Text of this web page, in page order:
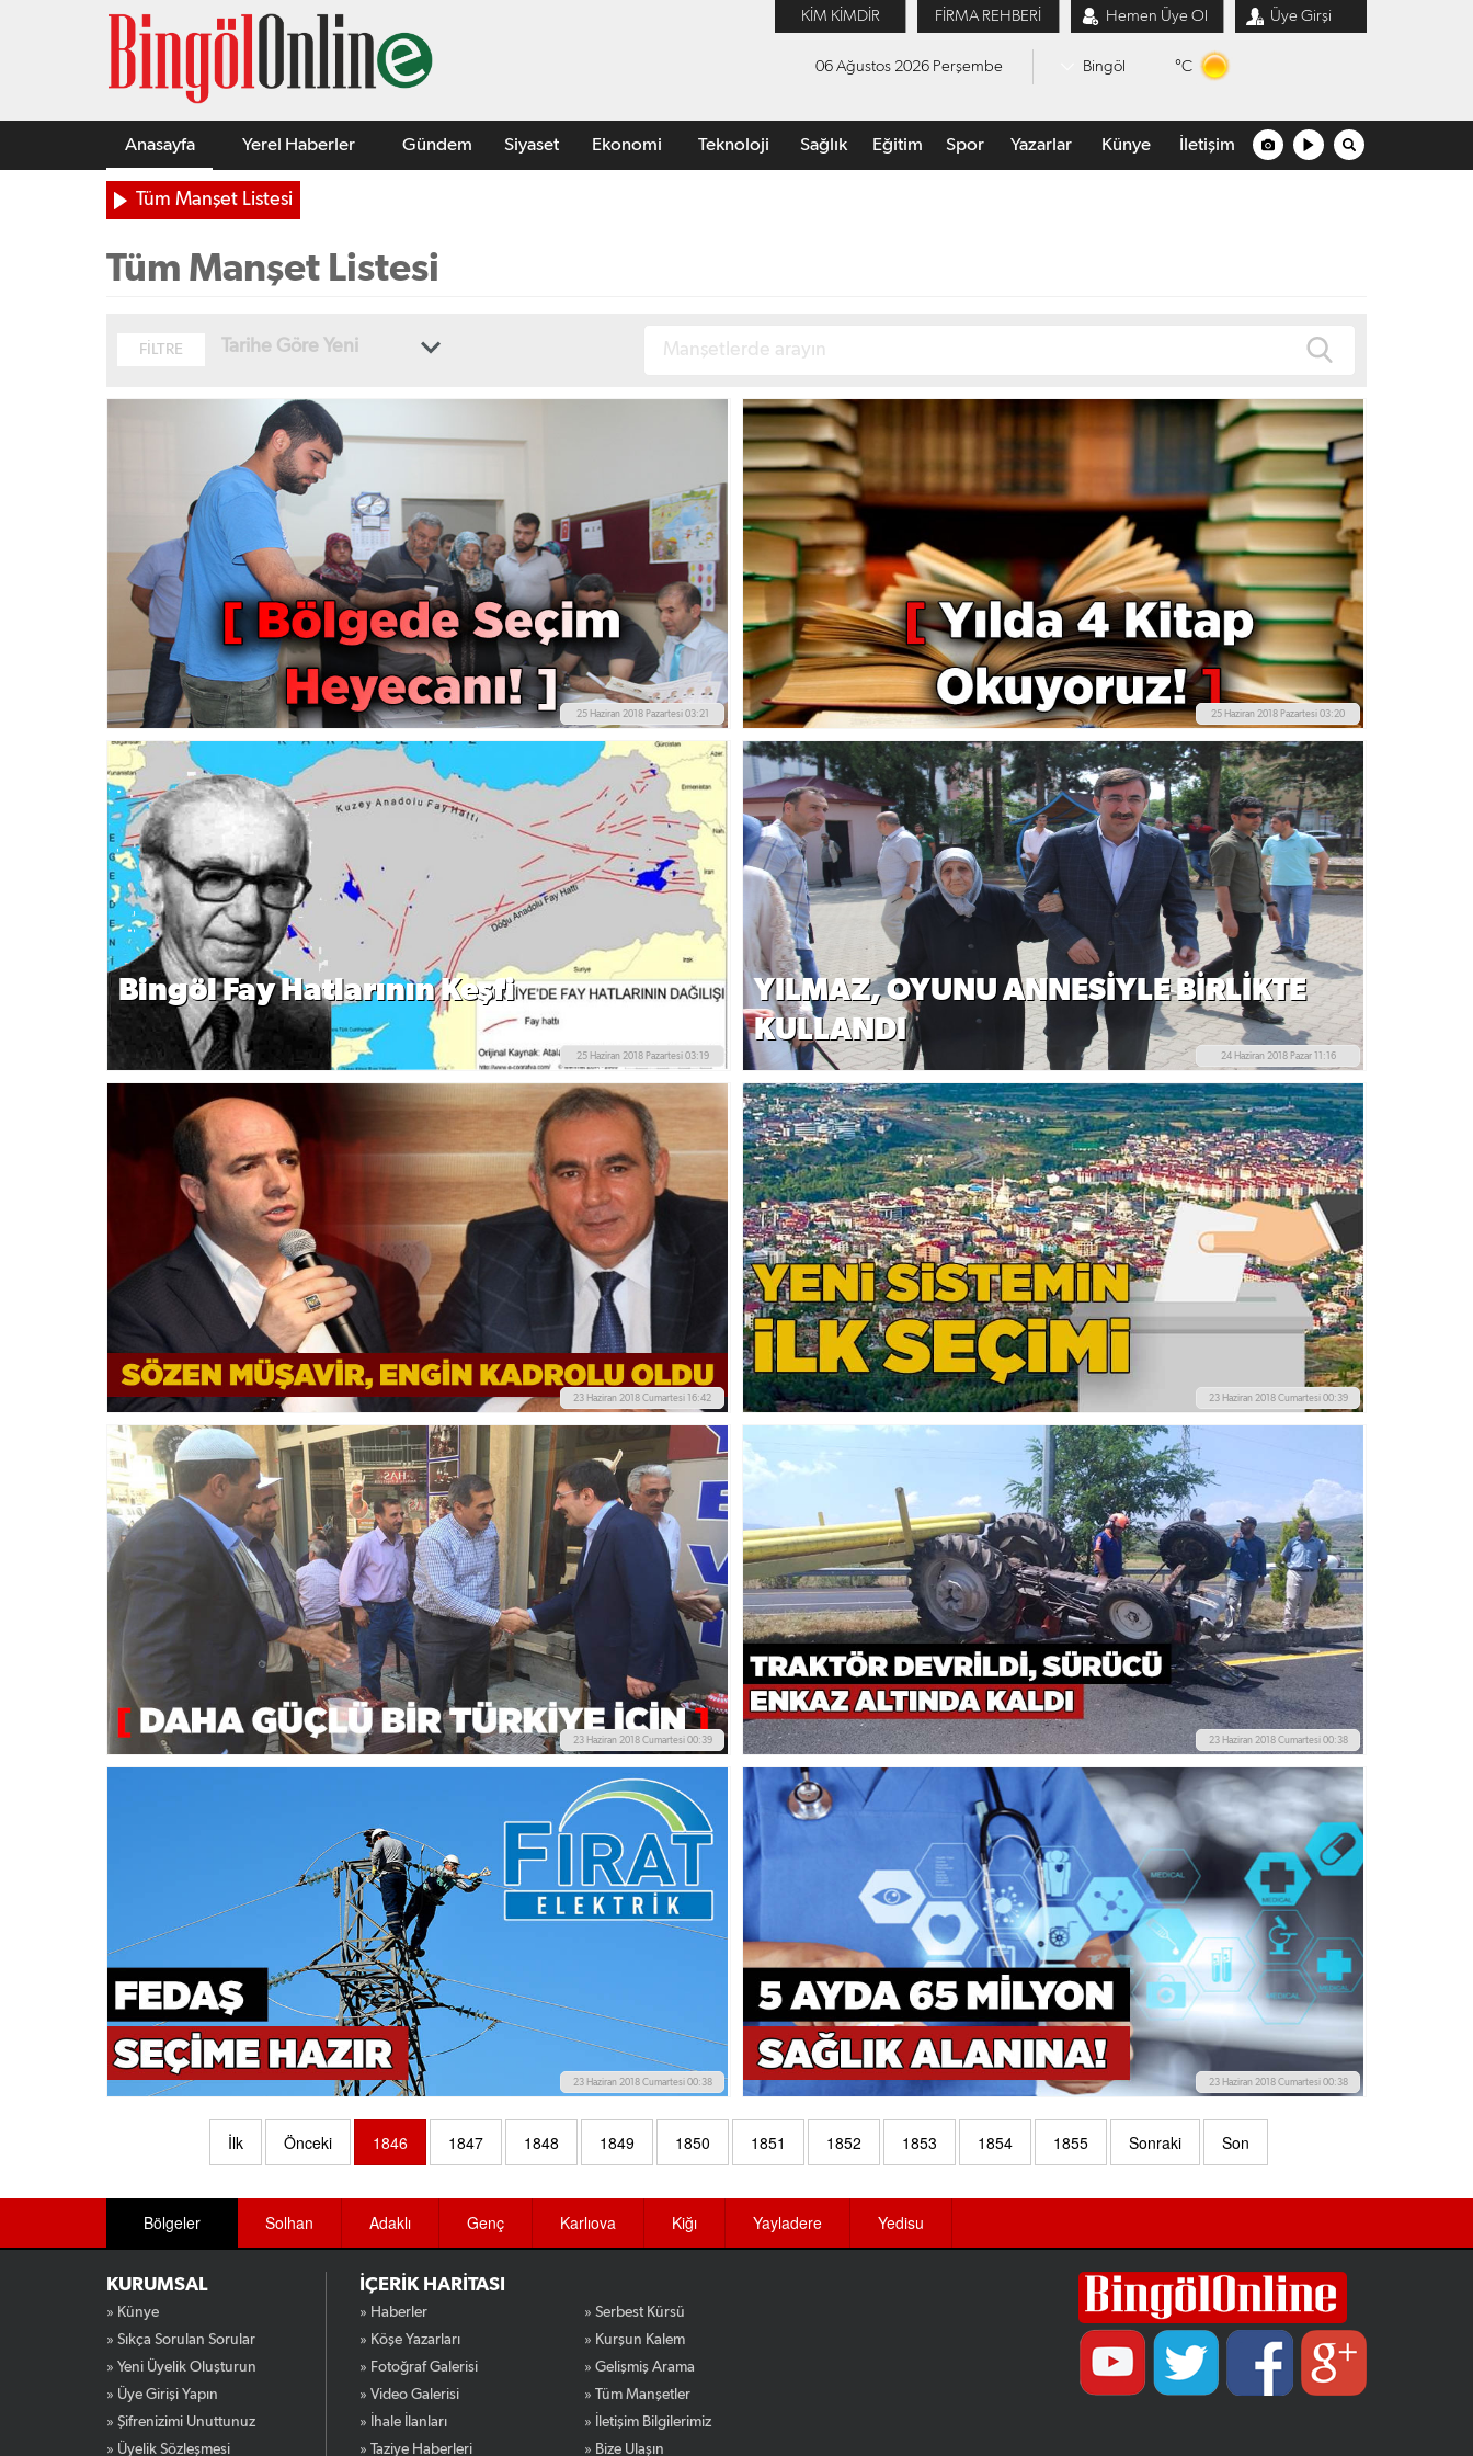
KİM KİMDİR FİRMA REHBERİ Hemen Üye Ol Üye Girşi
06 Ağustos 2026 Perşembe Bingöl °C
Anasayfa Yerel Haberler Gündem Siyaset Ekonomi Teknoloji Sağlık Eğitim Spor Yazarlar Künye İletişim
Tüm Manşet Listesi
Tüm Manşet Listesi
FİLTRE Tarihe Göre Yeni
25 Haziran 2018 Pazartesi 03:21 25 Haziran 2018 Pazartesi 03:20
25 Haziran 2018 Pazartesi 03:19
Bingöl Fay Hatlarının Keşfi
24 Haziran 2018 Pazar 11:16
YILMAZ, OYUNU ANNESİYLE BİRLİKTE
KULLANDI
23 Haziran 2018 Cumartesi 16:42 23 Haziran 2018 Cumartesi 00:39
23 Haziran 2018 Cumartesi 00:39 23 Haziran 2018 Cumartesi 00:38
23 Haziran 2018 Cumartesi 00:38 23 Haziran 2018 Cumartesi 00:38
İlk Önceki 1846 1847 1848 1849 1850 1851 1852 1853 1854 1855 Sonraki Son
Bölgeler Solhan Adaklı Genç Karlıova Kiğı Yayladere Yedisu
KURUMSAL
» Künye
» Sıkça Sorulan Sorular
» Yeni Üyelik Oluşturun
» Üye Girişi Yapın
» Şifrenizimi Unuttunuz
» Üyelik Sözleşmesi
İÇERİK HARİTASI
» Haberler
» Köşe Yazarları
» Fotoğraf Galerisi
» Video Galerisi
» İhale İlanları
» Taziye Haberleri
» Serbest Kürsü
» Kurşun Kalem
» Gelişmiş Arama
» Tüm Manşetler
» İletişim Bilgilerimiz
» Bize Ulaşın